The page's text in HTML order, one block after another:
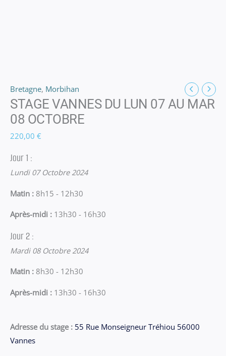
Bretagne, Morbihan
STAGE VANNES DU LUN 07 AU MAR
08 OCTOBRE
220,00 €
Jour 1 :
Lundi 07 Octobre 2024
Matin : 8h15 - 12h30
Après-midi : 13h30 - 16h30
Jour 2 :
Mardi 08 Octobre 2024
Matin : 8h30 - 12h30
Après-midi : 13h30 - 16h30
Adresse du stage : 55 Rue Monseigneur Tréhiou 56000
Vannes